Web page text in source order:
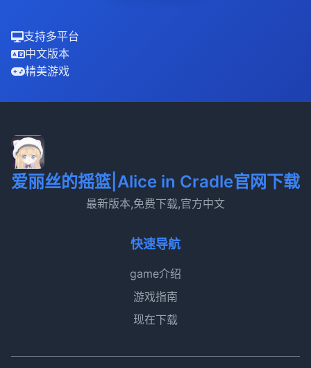
支持多平台
中文版本
精美游戏
爱丽丝的摇篮|Alice in Cradle官网下载
最新版本,免费下载,官方中文
快速导航
game介绍
游戏指南
现在下载